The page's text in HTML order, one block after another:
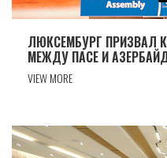
ЛЮКСЕМБУРГ ПРИЗВАЛ
МЕЖДУ ПАСЕ И
VIEW MORE